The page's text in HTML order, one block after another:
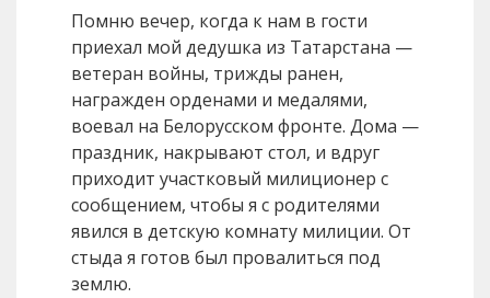
Помню вечер, когда к нам в гости
приехал мой дедушка из Татарстана —
ветеран войны, трижды ранен,
награжден орденами и медалями,
воевал на Белорусском фронте. Дома —
праздник, накрывают стол, и вдруг
приходит участковый милиционер с
сообщением, чтобы я с родителями
явился в детскую комнату милиции. От
стыда я готов был провалиться под
землю.